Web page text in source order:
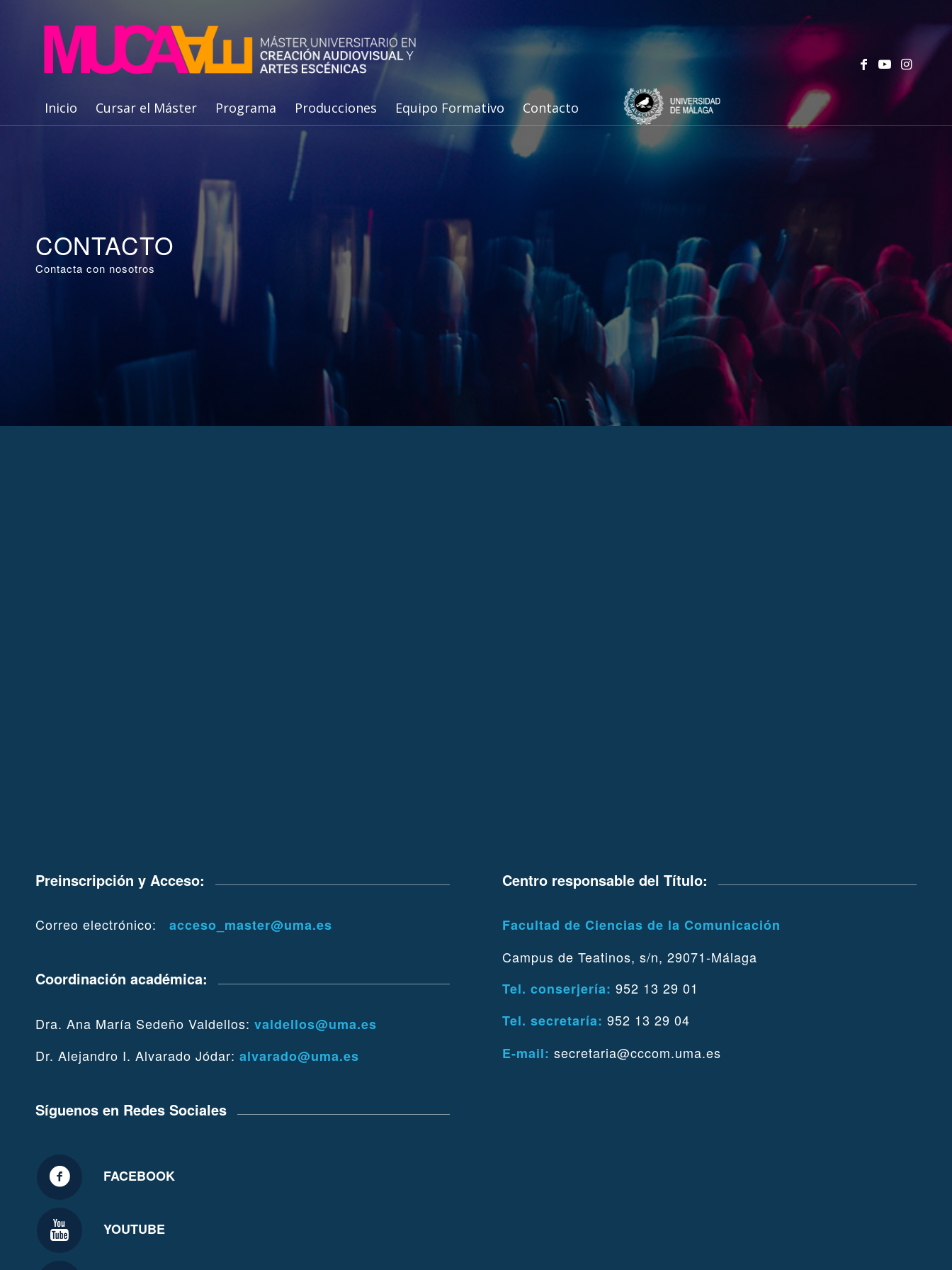
Inicio Cursar el Máster Programa Producciones Equipo Formativo Contacto
CONTACTO
Contacta con nosotros
Preinscripción y Acceso:
Correo electrónico: acceso_master@uma.es
Coordinación académica:
Dra. Ana María Sedeño Valdellos: valdellos@uma.es
Dr. Alejandro I. Alvarado Jódar: alvarado@uma.es
Síguenos en Redes Sociales
FACEBOOK
YOUTUBE
Centro responsable del Título:
Facultad de Ciencias de la Comunicación
Campus de Teatinos, s/n, 29071-Málaga
Tel. conserjería: 952 13 29 01
Tel. secretaría: 952 13 29 04
E-mail:secretaria@cccom.uma.es